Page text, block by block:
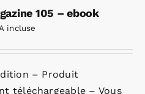
105 – ebook
incluse
– Produit
téléchargeable – Vous